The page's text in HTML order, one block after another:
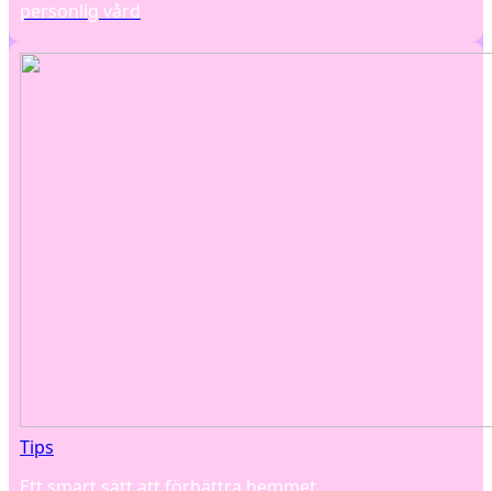
personlig vård
Tips
Ett smart sätt att förbättra hemmet